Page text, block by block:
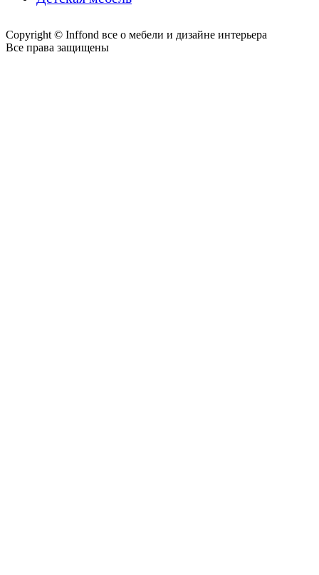
Copyright © Inffond все о мебели и дизайне интерьера
Все права защищены